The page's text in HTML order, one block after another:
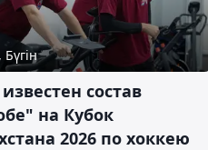
состав
на Кубок
2026 по хоккею